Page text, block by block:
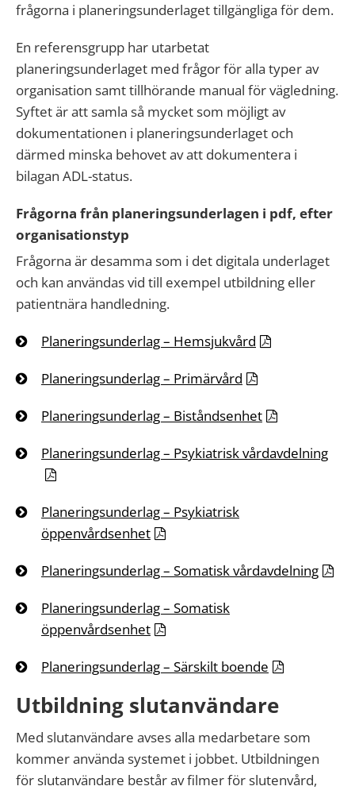
frågorna i planeringsunderlaget tillgängliga för dem.
En referensgrupp har utarbetat
planeringsunderlaget med frågor för alla typer av
organisation samt tillhörande manual för vägledning.
Syftet är att samla så mycket som möjligt av
dokumentationen i planeringsunderlaget och
därmed minska behovet av att dokumentera i
bilagan ADL-status.
Frågorna från planeringsunderlagen i pdf, efter
organisationstyp
Frågorna är desamma som i det digitala underlaget
och kan användas vid till exempel utbildning eller
patientnära handledning.
Planeringsunderlag – Hemsjukvård
Planeringsunderlag – Primärvård
Planeringsunderlag – Biståndsenhet
Planeringsunderlag – Psykiatrisk vårdavdelning
Planeringsunderlag – Psykiatrisk
öppenvårdsenhet
Planeringsunderlag – Somatisk vårdavdelning
Planeringsunderlag – Somatisk
öppenvårdsenhet
Planeringsunderlag – Särskilt boende
Utbildning slutanvändare
Med slutanvändare avses alla medarbetare som
kommer använda systemet i jobbet. Utbildningen
för slutanvändare består av filmer för slutenvård,